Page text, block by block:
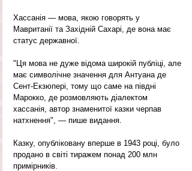
Хассанія — мова, якою говорять у
Мавританії та Західній Сахарі, де вона має
статус державної.
"Ця мова не дуже відома широкій публіці, але
має символічне значення для Антуана де
Сент-Екзюпері, тому що саме на півдні
Марокко, де розмовляють діалектом
хассанія, автор знаменитої казки черпав
натхнення", — пише видання.
Казку, опубліковану вперше в 1943 році, було
продано в світі тиражем понад 200 млн
примірників.